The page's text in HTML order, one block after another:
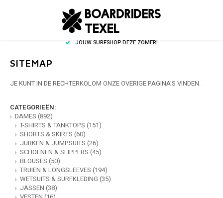
HOOFDMENU / DAMES
T-SHIRTS & TANKTOPS
SHORTS & SKIRTS
JURKEN & JUMPSUITS
SCHOENEN & SLIPPERS
BLOUSES
HOOFDMENU / HEREN
T-SHIRTS & TANKTOPS
OVERHEMDEN
SHORTS & BOARDSHORTS
TRUIEN & LONGSLEEVES
SCHOENEN & SLIPPERS
HOOFDMENU / KIDS
JONGENS
MEISJES
SCHOENEN & SLIPPERS
HOOFDMENU / SIERADEN & ZONNEBRILLEN
ZONNEBRILLEN
JOUW SURFSHOP DEZE ZOMER!
SITEMAP
JE KUNT IN DE RECHTERKOLOM ONZE OVERIGE PAGINA'S VINDEN.
CATEGORIEËN:
DAMES (892)
T-SHIRTS & TANKTOPS (151)
SHORTS & SKIRTS (60)
JURKEN & JUMPSUITS (26)
SCHOENEN & SLIPPERS (45)
BLOUSES (50)
TRUIEN & LONGSLEEVES (194)
WETSUITS & SURFKLEDING (35)
JASSEN (38)